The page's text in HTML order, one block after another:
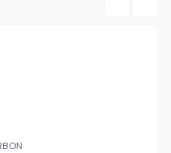
G.CARBON